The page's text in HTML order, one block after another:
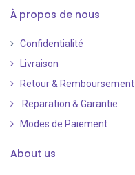
À propos de nous
Confidentialité
Livraison
Retour & Remboursement
Reparation & Garantie
Modes de Paiement
About us